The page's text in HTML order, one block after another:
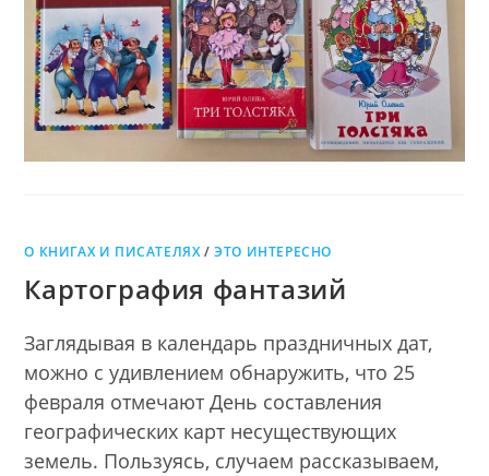
О КНИГАХ И ПИСАТЕЛЯХ/ЭТО ИНТЕРЕСНО
Картография фантазий
Заглядывая в календарь праздничных дат,
можно с удивлением обнаружить, что 25
февраля отмечают День составления
географических карт несуществующих
земель. Пользуясь, случаем рассказываем,